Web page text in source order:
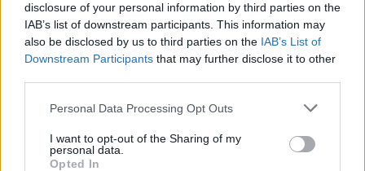
disclosure of your personal information by third parties on the
IAB’s list of downstream participants. This information may
also be disclosed by us to third parties on the IAB’s List of
Downstream Participants that may further disclose it to other
Personal Data Processing Opt Outs
I want to opt-out of the Sharing of my
personal data.
Opted In